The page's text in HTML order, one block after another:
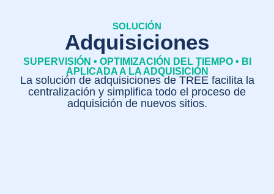
SOLUCIÓN
Adquisiciones
SUPERVISIÓN • OPTIMIZACIÓN DEL TIEMPO • BI
APLICADA A LA ADQUISICIÓN
La solución de adquisiciones de TREE facilita la
centralización y simplifica todo el proceso de
adquisición de nuevos sitios.